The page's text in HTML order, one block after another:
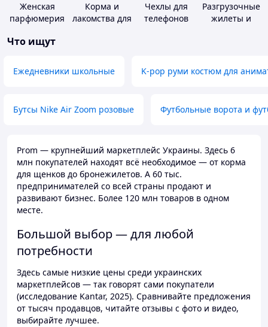
Женская
парфюмерия
Корма и
лакомства для
Чехлы для
телефонов
Разгрузочные
жилеты и
Что ищут
Ежедневники школьные K-pop руми костюм для
Бутсы Nike Air Zoom розовые Футбольные ворота и
Prom — крупнейший маркетплейс Украины. Здесь 6
млн покупателей находят всё необходимое — от корма
для щенков до бронежилетов. А 60 тыс.
предпринимателей со всей страны продают и
развивают бизнес. Более 120 млн товаров в одном
месте.
Большой выбор — для любой
потребности
Здесь самые низкие цены среди украинских
маркетплейсов — так говорят сами покупатели
(исследование Kantar, 2025). Сравнивайте предложения
от тысяч продавцов, читайте отзывы с фото и видео,
выбирайте лучшее.